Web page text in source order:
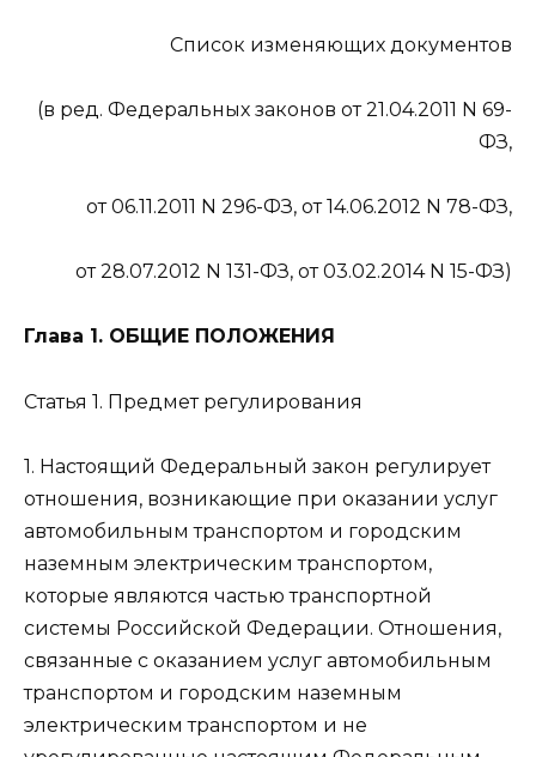
Список изменяющих документов
(в ред. Федеральных законов от 21.04.2011 N 69-
ФЗ,
от 06.11.2011 N 296-ФЗ, от 14.06.2012 N 78-ФЗ,
от 28.07.2012 N 131-ФЗ, от 03.02.2014 N 15-ФЗ)
Глава 1. ОБЩИЕ ПОЛОЖЕНИЯ
Статья 1. Предмет регулирования
1. Настоящий Федеральный закон регулирует
отношения, возникающие при оказании услуг
автомобильным транспортом и городским
наземным электрическим транспортом,
которые являются частью транспортной
системы Российской Федерации. Отношения,
связанные с оказанием услуг автомобильным
транспортом и городским наземным
электрическим транспортом и не